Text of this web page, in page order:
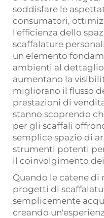
soddisfare le
consumatori,
l'efficienza dello
scaffalature
un elemento
ambienti al
aumentano la
migliorano il flusso
prestazioni di
stanno scoprendo
per gli scaffali
semplice spazio di
strumenti potenti
il coinvolgimento
Quando le catene di
progetti di
semplicemente
creando